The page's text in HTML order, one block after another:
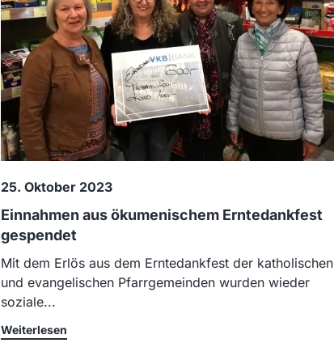
25. Oktober 2023
Einnahmen aus ökumenischem Erntedankfest
gespendet
Mit dem Erlös aus dem Erntedankfest der katholischen
und evangelischen Pfarrgemeinden wurden wieder
soziale...
Weiterlesen